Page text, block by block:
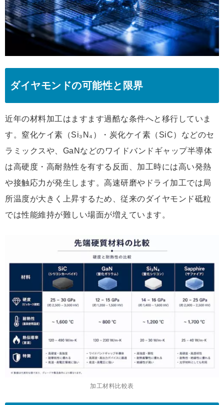
ダイヤモンドの可能性と限界
近年の材料加工はますます過酷な条件へと移行していま
す。窒化ケイ素（Si₃N₄）・炭化ケイ素（SiC）などのセ
ラミックスや、GaNなどのワイドバンドギャップ半導体
は高硬度・高耐熱性を有する反面、加工時には高い発熱
や接触応力が発生します。高速研磨やドライ加工では局
所温度が大きく上昇するため、従来のダイヤモンド砥粒
では性能維持が難しい場面が増えています。
加工材料比較表